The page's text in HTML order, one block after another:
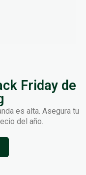
Friday de
es alta. Asegura tu
del año.